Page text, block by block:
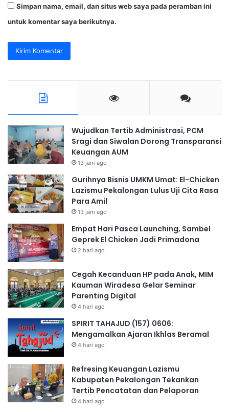
Simpan nama, email, dan situs web saya pada peramban ini
untuk komentar saya berikutnya.
Wujudkan Tertib Administrasi, PCM
Sragi dan Siwalan Dorong Transparansi
Keuangan AUM
13 jam ago
Gurihnya Bisnis UMKM Umat: El-Chicken
Lazismu Pekalongan Lulus Uji Cita Rasa
Para Amil
13 jam ago
Empat Hari Pasca Launching, Sambel
Geprek El Chicken Jadi Primadona
2 hari ago
Cegah Kecanduan HP pada Anak, MIM
Kauman Wiradesa Gelar Seminar
Parenting Digital
4 hari ago
SPIRIT TAHAJUD (157) 0606:
Mengamalkan Ajaran Ikhlas Beramal
4 hari ago
Refresing Keuangan Lazismu
Kabupaten Pekalongan Tekankan
Tertib Pencatatan dan Pelaporan
4 hari ago